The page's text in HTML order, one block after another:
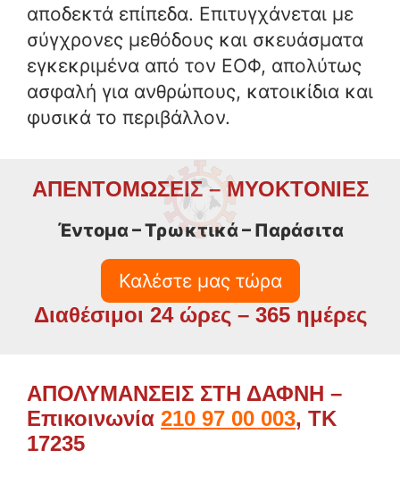
αποδεκτά επίπεδα. Επιτυγχάνεται με
σύγχρονες μεθόδους και σκευάσματα
εγκεκριμένα από τον ΕΟΦ, απολύτως
ασφαλή για ανθρώπους, κατοικίδια και
φυσικά το περιβάλλον.
ΑΠΕΝΤΟΜΩΣΕΙΣ – ΜΥΟΚΤΟΝΙΕΣ
Έντομα – Τρωκτικά – Παράσιτα
Καλέστε μας τώρα
Διαθέσιμοι 24 ώρες – 365 ημέρες
ΑΠΟΛΥΜΑΝΣΕΙΣ ΣΤΗ ΔΑΦΝΗ –
Επικοινωνία 210 97 00 003, ΤΚ
17235